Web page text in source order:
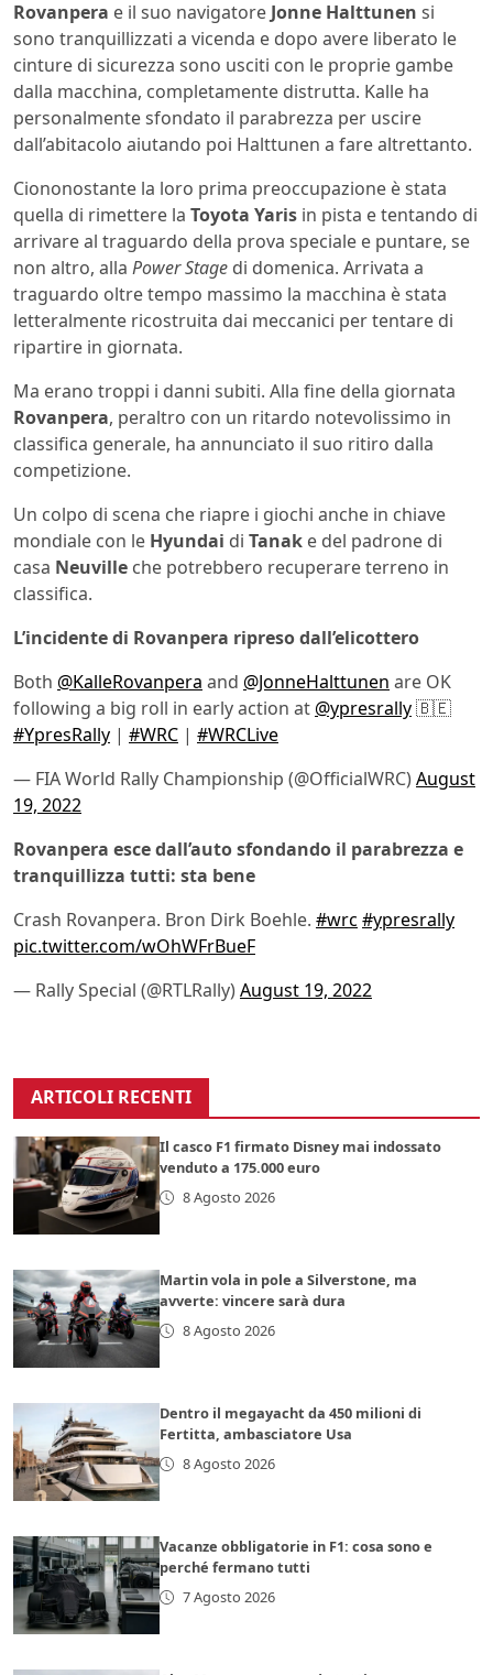
Rovanpera e il suo navigatoreJonne Halttunen si
sono tranquillizzati a vicenda e dopo avere liberato le
cinture di sicurezza sono usciti con le proprie gambe
dalla macchina, completamente distrutta. Kalle ha
personalmente sfondato il parabrezza per uscire
dall’abitacolo aiutando poi Halttunen a fare altrettanto.
Ciononostante la loro prima preoccupazione è stata
quella di rimettere la Toyota Yaris in pista e tentando di
arrivare al traguardo della prova speciale e puntare, se
non altro, alla Power Stage di domenica. Arrivata a
traguardo oltre tempo massimo la macchina è stata
letteralmente ricostruita dai meccanici per tentare di
ripartire in giornata.
Ma erano troppi i danni subiti. Alla fine della giornata
Rovanpera, peraltro con un ritardo notevolissimo in
classifica generale, ha annunciato il suo ritiro dalla
competizione.
Un colpo di scena che riapre i giochi anche in chiave
mondiale con le Hyundai di Tanak e del padrone di
casa Neuville che potrebbero recuperare terreno in
classifica.
L’incidente di Rovanpera ripreso dall’elicottero
Both @KalleRovanpera and @JonneHalttunen are OK
following a big roll in early action at @ypresrally🇧🇪
#YpresRally | #WRC | #WRCLive
— FIA World Rally Championship (@OfficialWRC)August
19, 2022
Rovanpera esce dall’auto sfondando il parabrezza e
tranquillizza tutti: sta bene
Crash Rovanpera. Bron Dirk Boehle. #wrc #ypresrally
pic.twitter.com/wOhWFrBueF
— Rally Special (@RTLRally)August 19, 2022
ARTICOLI RECENTI
Il casco F1 firmato Disney mai indossato
venduto a 175.000 euro
8 Agosto 2026
Martin vola in pole a Silverstone, ma
avverte: vincere sarà dura
8 Agosto 2026
Dentro il megayacht da 450 milioni di
Fertitta, ambasciatore Usa
8 Agosto 2026
Vacanze obbligatorie in F1: cosa sono e
perché fermano tutti
7 Agosto 2026